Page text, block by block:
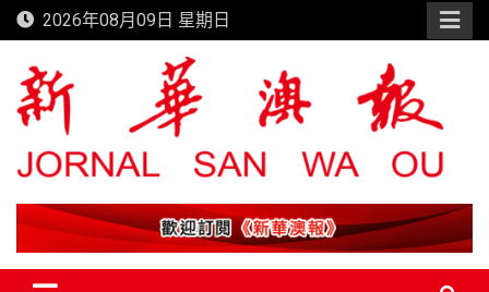
Skip
to
content
2026年08月09日 星期日
新華澳報